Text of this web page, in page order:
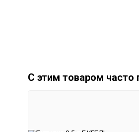
С этим товаром часто